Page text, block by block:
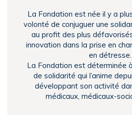
La Fondation est née il y a
volonté de conjuguer une
au profit des plus
innovation dans la prise en
en détresse.
La Fondation est déterminée
de solidarité qui l’anime
développant son activité
médicaux, médicaux-